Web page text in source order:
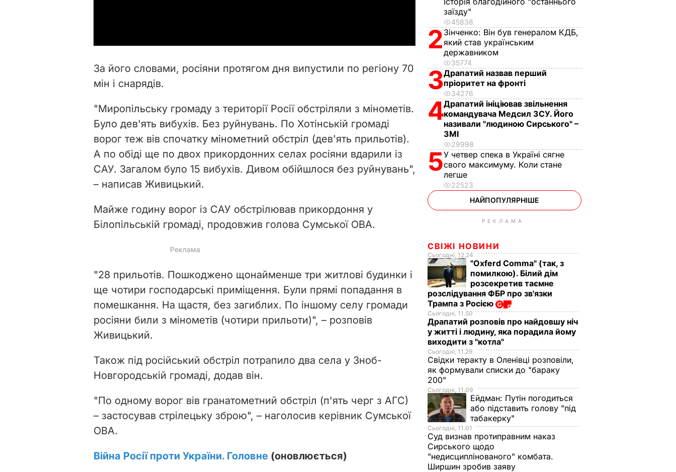
d
e
o
За його словами, росіяни протягом дня випустили по регіону 70
мін і снарядів.
"Миропільську громаду з території Росії обстріляли з мінометів.
Було дев'ять вибухів. Без руйнувань. По Хотінській громаді
ворог теж вів спочатку мінометний обстріл (дев'ять прильотів).
А по обіді ще по двох прикордонних селах росіяни вдарили із
САУ. Загалом було 15 вибухів. Дивом обійшлося без руйнувань",
– написав Живицький.
Майже годину ворог із САУ обстрілював прикордоння у
Білопільській громаді, продовжив голова Сумської ОВА.
"28 прильотів. Пошкоджено щонайменше три житлові будинки і
ще чотири господарські приміщення. Були прямі попадання в
помешкання. На щастя, без загиблих. По іншому селу громади
росіяни били з мінометів (чотири прильоти)", – розповів
Живицький.
Також під російський обстріл потрапило два села у Зноб-
Новгородській громаді, додав він.
"По одному ворог вів гранатометний обстріл (п'ять черг з АГС)
– застосував стрілецьку зброю", – наголосив керівник Сумської
ОВА.
Війна Росії проти України. Головне (оновлюється)
заїзду"
45838
2 Зінченко: Він був генералом КДБ,
який став українським
державником
35774
3Драпатий назвав перший
пріоритет на фронті
34276
4Драпатий ініціював звільнення
командувача Медсил ЗСУ. Його
називали "людиною Сирського" –
ЗМІ
29998
5У четвер спека в Україні сягне
свого максимуму. Коли стане
легше
22523
НАЙПОПУЛЯРНІШЕ
РЕКЛАМА
СВІЖІ НОВИНИ
Сьогодні, 12.24
"Oxferd Comma" (так, з
помилкою). Білий дім
розсекретив таємне
розслідування ФБР про зв'язки
Трампа з Росією
Сьогодні, 11.50
Драпатий розповів про найдовшу ніч
у житті і людину, яка порадила йому
виходити з "котла"
Сьогодні, 11.29
Свідки теракту в Оленівці розповіли,
як формували списки до "бараку
200"
Сьогодні, 11.09
Ейдман: Путін погодиться
або підставить голову "під
табакерку"
Сьогодні, 11.01
Суд визнав протиправним наказ
Сирського щодо
"недисциплінованого" комбата.
Ширшин зробив заяву